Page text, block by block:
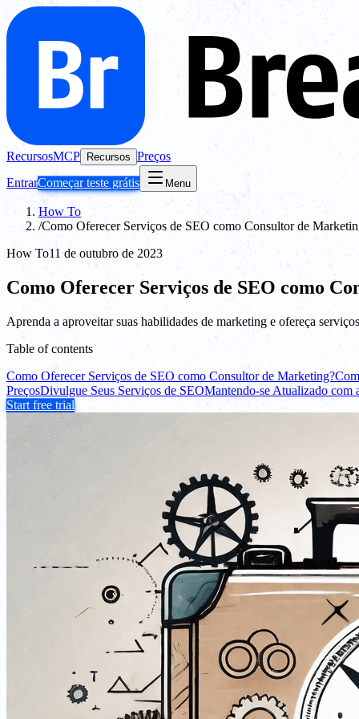
RecursosMCP Recursos Preços
EntrarComeçar teste grátis Menu
How To
/Como Oferecer Serviços de SEO como Consultor de
How To11 de outubro de 2023
Como Oferecer Serviços de SEO como
Aprenda a aproveitar suas habilidades de marketing e ofereça
Table of contents
Como Oferecer Serviços de SEO como Consultor de Marketing?
PreçosDivulgue Seus Serviços de SEOMantendo-se Atualizado com
Start free trial